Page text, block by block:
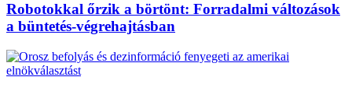
Robotokkal őrzik a börtönt: Forradalmi változások
a büntetés-végrehajtásban